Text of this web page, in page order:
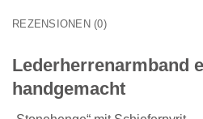
REZENSIONEN (0)
Lederherrenarmband
handgemacht